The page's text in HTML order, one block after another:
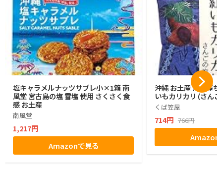
塩キャラメルナッツサブレ小×1箱 南
風堂 宮古島の塩 雪塩 使用 さくさく食
感 お土産
南風堂
1,217円
Amazonで見る
沖縄 お土産 沖縄産
いもカリカリ (さん
くば笠屋
714円 766円
Amazon